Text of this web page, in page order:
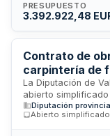
de climatización y
integral del edificio
rehabilitación de
civil e instalaciones
PRESUPUESTO
3.392.922,48
Contrato de
carpintería de
Diputación de
La Diputación de
abierto
edificio situado en
contrato
Diputación
Abierto simplificado